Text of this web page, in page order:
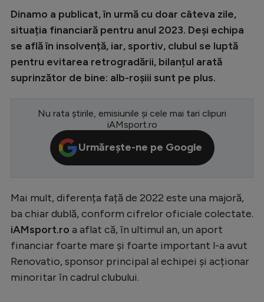
Champions League
Europa League
Conference League
CM 2026
LaLiga
Serie A
Bundesliga
Campionate
Starurile fotbalului
EURO 2024
Stranieri
Dinamo a publicat, în urmă cu doar câteva zile,
situația financiară pentru anul 2023. Deși echipa
se află în insolvență, iar, sportiv, clubul se luptă
pentru evitarea retrogradării, bilanțul arată
suprinzător de bine: alb-roșiii sunt pe plus.
Nu rata știrile, emisiunile și cele mai tari clipuri
iAMsport.ro
Urmărește-ne pe Google
Mai mult, diferența față de 2022 este una majoră,
ba chiar dublă, conform cifrelor oficiale colectate.
iAMsport.ro a aflat că, în ultimul an, un aport
financiar foarte mare și foarte important l-a avut
Renovatio, sponsor principal al echipei și acționar
minoritar în cadrul clubului.